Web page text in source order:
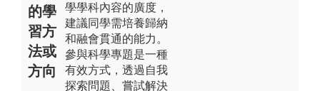
的學
習方
法或
方向
學學科內容的廣度，
建議同學需培養歸納
和融會貫通的能力。
參與科學專題是一種
有效方式，透過自我
探索問題、嘗試解決